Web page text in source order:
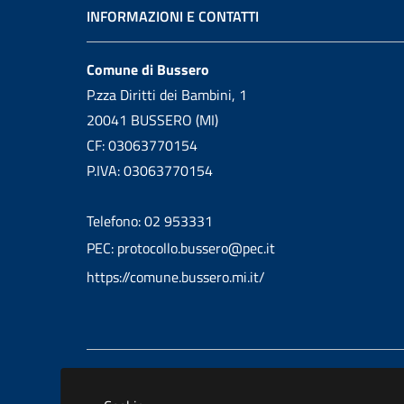
INFORMAZIONI E CONTATTI
Comune di Bussero
P.zza Diritti dei Bambini, 1
20041 BUSSERO (MI)
CF: 03063770154
P.IVA: 03063770154
Telefono: 02 953331
PEC: protocollo.bussero@pec.it
https://comune.bussero.mi.it/